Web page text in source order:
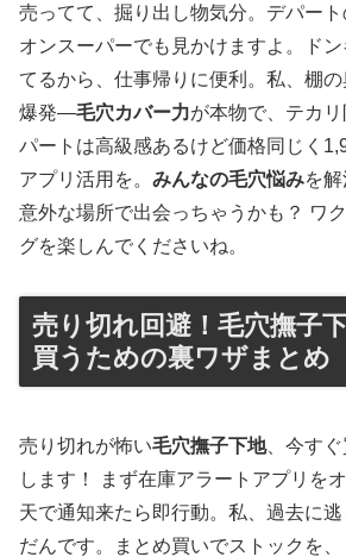
売ってて、掘り出し物気分。デパー
オンスーパーでも見かけますよ。ド
てるから、仕事帰りに便利。私、棚
爆発—毛穴カバー力が本物で、テカ
パートは高級感あるけど価格同じく
アプリ活用を。 みんなの毛穴悩みを
意外な場所で出会っちゃうかも？ ワ
グを楽しんでくださいね。
売り切れ回避！毛穴撫子
買うための裏ワザまとめ
売り切れが怖い毛穴撫子下地、今す
します！ まず在庫アラートアプリを
天で通知来たら即行動。私、過去に
だんです。まとめ買いでストックを